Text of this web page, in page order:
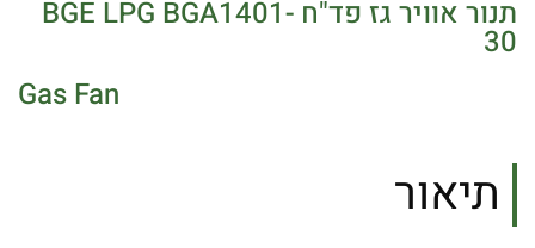
תנור אוויר גז פד"ח BGE LPG BGA1401-
30
Gas Fan
תיאור